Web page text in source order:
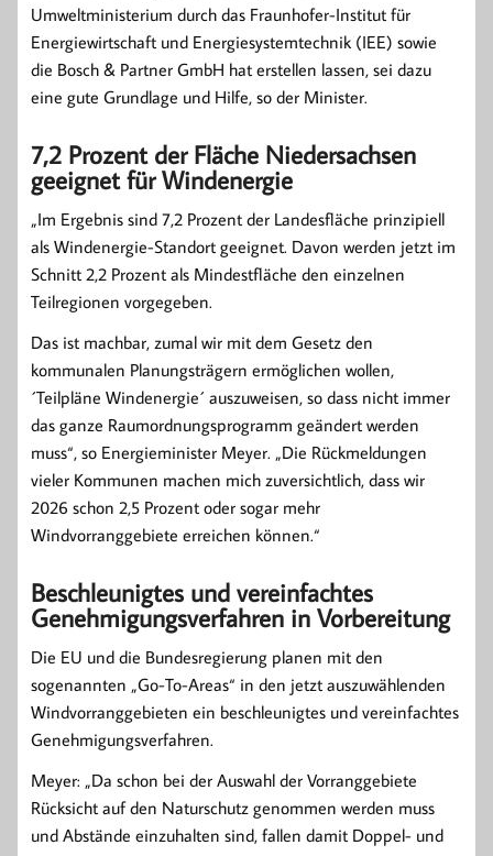
Umweltministerium durch das Fraunhofer-Institut für
Energiewirtschaft und Energiesystemtechnik (IEE) sowie
die Bosch & Partner GmbH hat erstellen lassen, sei dazu
eine gute Grundlage und Hilfe, so der Minister.
7,2 Prozent der Fläche Niedersachsen
geeignet für Windenergie
„Im Ergebnis sind 7,2 Prozent der Landesfläche prinzipiell
als Windenergie-Standort geeignet. Davon werden jetzt im
Schnitt 2,2 Prozent als Mindestfläche den einzelnen
Teilregionen vorgegeben.
Das ist machbar, zumal wir mit dem Gesetz den
kommunalen Planungsträgern ermöglichen wollen,
´Teilpläne Windenergie´ auszuweisen, so dass nicht immer
das ganze Raumordnungsprogramm geändert werden
muss“, so Energieminister Meyer. „Die Rückmeldungen
vieler Kommunen machen mich zuversichtlich, dass wir
2026 schon 2,5 Prozent oder sogar mehr
Windvorranggebiete erreichen können.“
Beschleunigtes und vereinfachtes
Genehmigungsverfahren in Vorbereitung
Die EU und die Bundesregierung planen mit den
sogenannten „Go-To-Areas“ in den jetzt auszuwählenden
Windvorranggebieten ein beschleunigtes und vereinfachtes
Genehmigungsverfahren.
Meyer: „Da schon bei der Auswahl der Vorranggebiete
Rücksicht auf den Naturschutz genommen werden muss
und Abstände einzuhalten sind, fallen damit Doppel- und